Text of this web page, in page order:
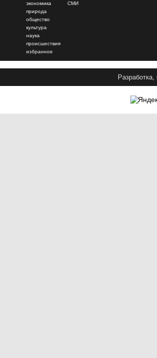
экономика
природа
общество
культура
наука
происшествия
избранное
СМИ